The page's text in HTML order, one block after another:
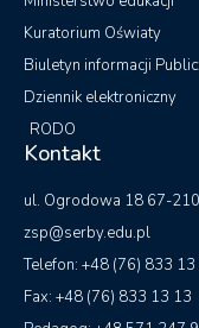
Kuratorium Oświaty
Biuletyn informacji
Dziennik elektroniczny
RODO
Kontakt
ul. Ogrodowa 18 67-
zsp@serby.edu.pl
Telefon: +48 (76) 833 13
Fax: +48 (76) 833 13 13